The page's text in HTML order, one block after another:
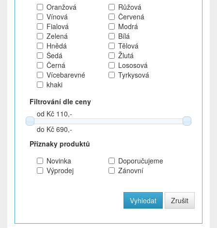
Oranžová
Růžová
Vínová
Červená
Fialová
Modrá
Zelená
Bílá
Hnědá
Tělová
Šedá
Žlutá
Černá
Lososová
Vícebarevné
Tyrkysová
khaki
Filtrování dle ceny
od Kč 110,-
do Kč 690,-
Příznaky produktů
Novinka
Doporučujeme
Výprodej
Zánovní